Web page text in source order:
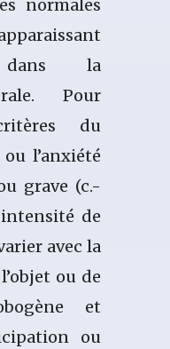
normales
dans la
Pour
du
l’anxiété
grave (c.-
de
avec la
ou de
et
ou